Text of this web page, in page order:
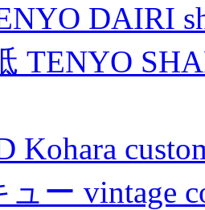
DAIRI
TENYO
Kohara
ー vintage